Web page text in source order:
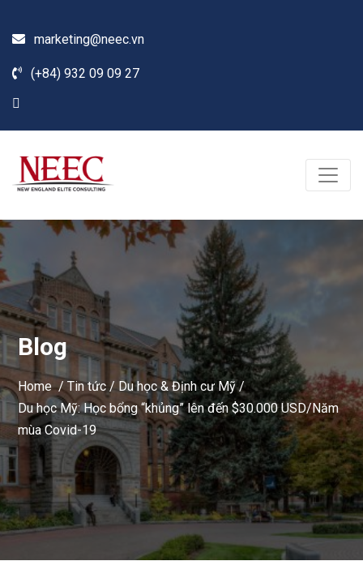
marketing@neec.vn
(+84) 932 09 09 27
Blog
Home /Tin tức /Du học & Định cư Mỹ/
Du học Mỹ: Học bổng “khủng” lên đến $30.000 USD/Năm
mùa Covid-19